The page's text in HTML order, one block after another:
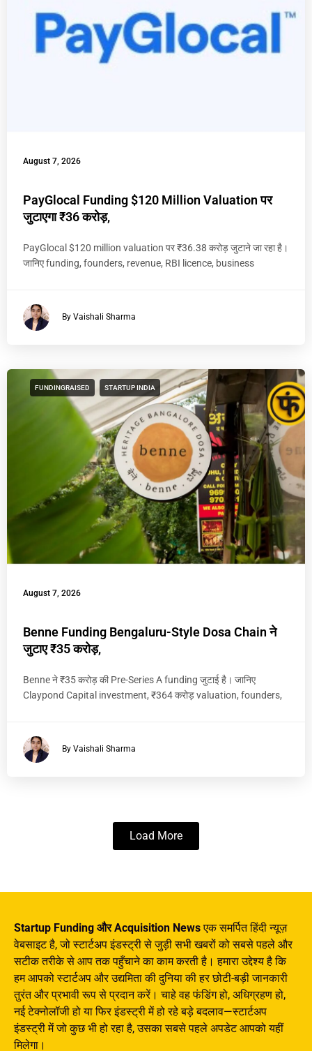
August 7, 2026
PayGlocal Funding $120 Million Valuation पर
जुटाएगा ₹36 करोड़,
PayGlocal $120 million valuation पर ₹36.38 करोड़ जुटाने जा रहा है।
जानिए funding, founders, revenue, RBI licence, business
By Vaishali Sharma
FUNDINGRAISED STARTUP INDIA
August 7, 2026
Benne Funding Bengaluru-Style Dosa Chain ने
जुटाए ₹35 करोड़,
Benne ने ₹35 करोड़ की Pre-Series A funding जुटाई है। जानिए
Claypond Capital investment, ₹364 करोड़ valuation, founders,
By Vaishali Sharma
Load More
Startup Funding और Acquisition Newsएक समर्पित हिंदी न्यूज़
वेबसाइट है, जो स्टार्टअप इंडस्ट्री से जुड़ी सभी खबरों को सबसे पहले और
सटीक तरीके से आप तक पहुँचाने का काम करती है। हमारा उद्देश्य है कि
हम आपको स्टार्टअप और उद्यमिता की दुनिया की हर छोटी-बड़ी जानकारी
तुरंत और प्रभावी रूप से प्रदान करें। चाहे वह फंडिंग हो, अधिग्रहण हो,
नई टेक्नोलॉजी हो या फिर इंडस्ट्री में हो रहे बड़े बदलाव—स्टार्टअप
इंडस्ट्री में जो कुछ भी हो रहा है, उसका सबसे पहले अपडेट आपको यहीं
मिलेगा।